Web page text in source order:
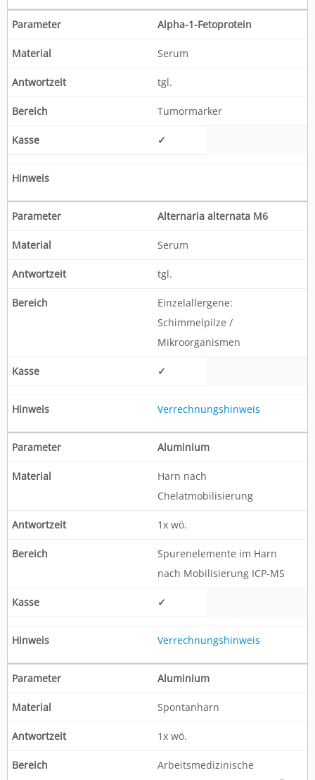
Alpha-1-Fetoprotein
Serum
tgl.
Tumormarker
✓
Alternaria alternata M6
Serum
tgl.
Einzelallergene:
Schimmelpilze /
Mikroorganismen
✓
Verrechnungshinweis
Aluminium
Harn nach
Chelatmobilisierung
1x wö.
Spurenelemente im Harn
nach Mobilisierung ICP-MS
✓
Verrechnungshinweis
Aluminium
Spontanharn
1x wö.
Arbeitsmedizinische